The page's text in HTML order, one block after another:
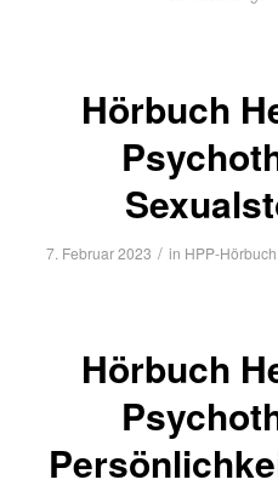
Hörbuch
7. Februar 2023 / in HPP-Hörbuch
Hörbuch